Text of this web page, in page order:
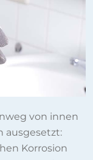
von innen
ausgesetzt:
Korrosion